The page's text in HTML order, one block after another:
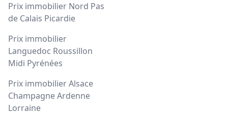
Prix immobilier Nord Pas
de Calais Picardie
Prix immobilier
Languedoc Roussillon
Midi Pyrénées
Prix immobilier Alsace
Champagne Ardenne
Lorraine